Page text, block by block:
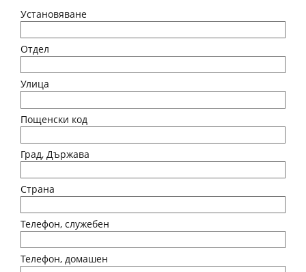
Установяване
Отдел
Улица
Пощенски код
Град, Държава
Страна
Телефон, служебен
Телефон, домашен